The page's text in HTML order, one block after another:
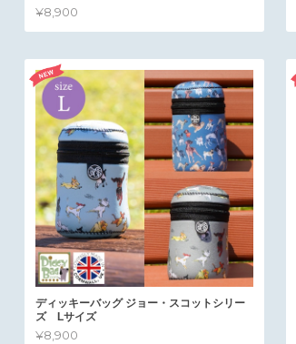
¥8,900
ディッキーバッグ ジョー・スコットシリー
ズ Lサイズ
¥8,900